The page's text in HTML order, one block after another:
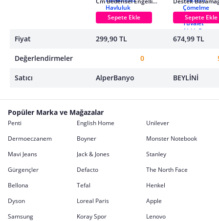
Fiyat
Değerlendirmeler
Satıcı
Tutunma Barı, Paslanmaz
Havluluk
Sepete Ekle
299,90 TL
0
AlperBanyo
Lavabo Banyo
Yükselti
Yaşlı Tuvalet
Sepete Ekle
674,99 TL
BEYLİNİ
Popüler Marka ve Mağazalar
Penti English Home
Unilever
Dermoeczanem
Boyner
Monster Notebook
Mavi Jeans
Jack & Jones
Stanley
Gürgençler
Defacto
The North Face
Bellona
Tefal
Henkel
Dyson
Loreal Paris
Apple
Samsung
Koray Spor
Lenovo